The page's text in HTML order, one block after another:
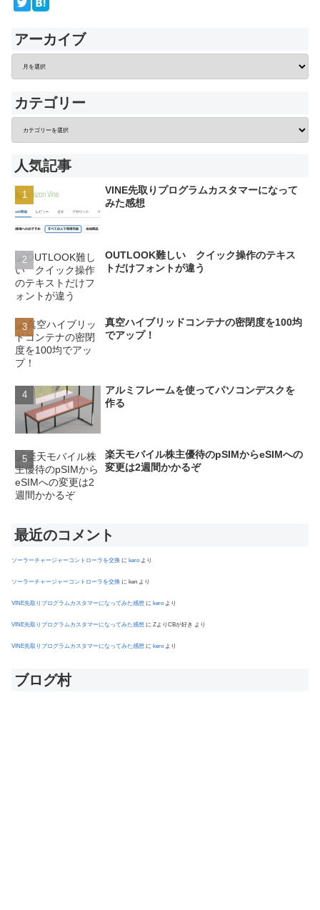
アーカイブ
カテゴリー
人気記事
VINE先取りプログラムカスタマーになって
みた感想
OUTLOOK難しい クイック操作のテキス
トだけフォントが違う
真空ハイブリッドコンテナの密閉度を100均
でアップ！
アルミフレームを使ってパソコンデスクを
作る
楽天モバイル株主優待のpSIMからeSIMへの
変更は2週間かかるぞ
最近のコメント
ソーラーチャージャーコントローラを交換 に kero より
ソーラーチャージャーコントローラを交換 に ken より
VINE先取りプログラムカスタマーになってみた感想 に kero より
VINE先取りプログラムカスタマーになってみた感想 に ZよりCBが好き より
VINE先取りプログラムカスタマーになってみた感想 に kero より
ブログ村